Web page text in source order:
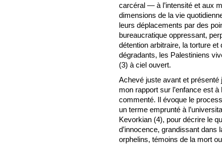
carcéral — à l’intensité et aux
dimensions de la vie
leurs déplacements par des
bureaucratique oppressant,
détention arbitraire, la torture
dégradants, les Palestiniens
(3) à ciel ouvert.
Achevé juste avant et
mon rapport sur l’enfance est
commenté. Il évoque le
un terme emprunté à
Kevorkian (4), pour décrire le
d’innocence, grandissant
orphelins, témoins de la mort